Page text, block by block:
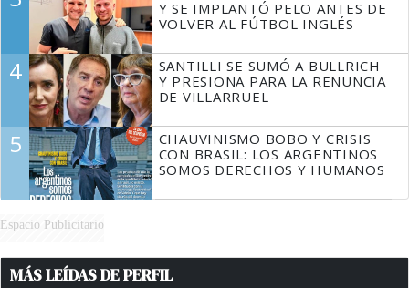
Y SE IMPLANTÓ PELO ANTES DE
VOLVER AL FÚTBOL INGLÉS
4
SANTILLI SE SUMÓ A BULLRICH
Y PRESIONA PARA LA RENUNCIA
DE VILLARRUEL
5
CHAUVINISMO BOBO Y CRISIS
CON BRASIL: LOS ARGENTINOS
SOMOS DERECHOS Y HUMANOS
Espacio Publicitario
MÁS LEÍDAS DE PERFIL